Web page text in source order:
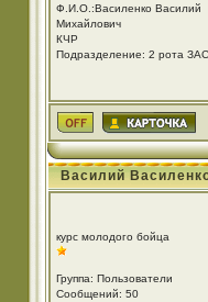
Ф.И.О.:Василенко Василий
Михайлович
КЧР
Подразделение: 2 рота ЗАС
Василий
курс молодого бойца
Группа: Пользователи
Сообщений: 50